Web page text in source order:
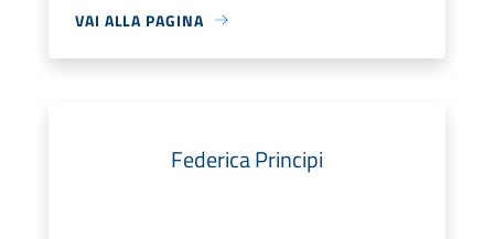
VAI ALLA PAGINA
Federica Principi